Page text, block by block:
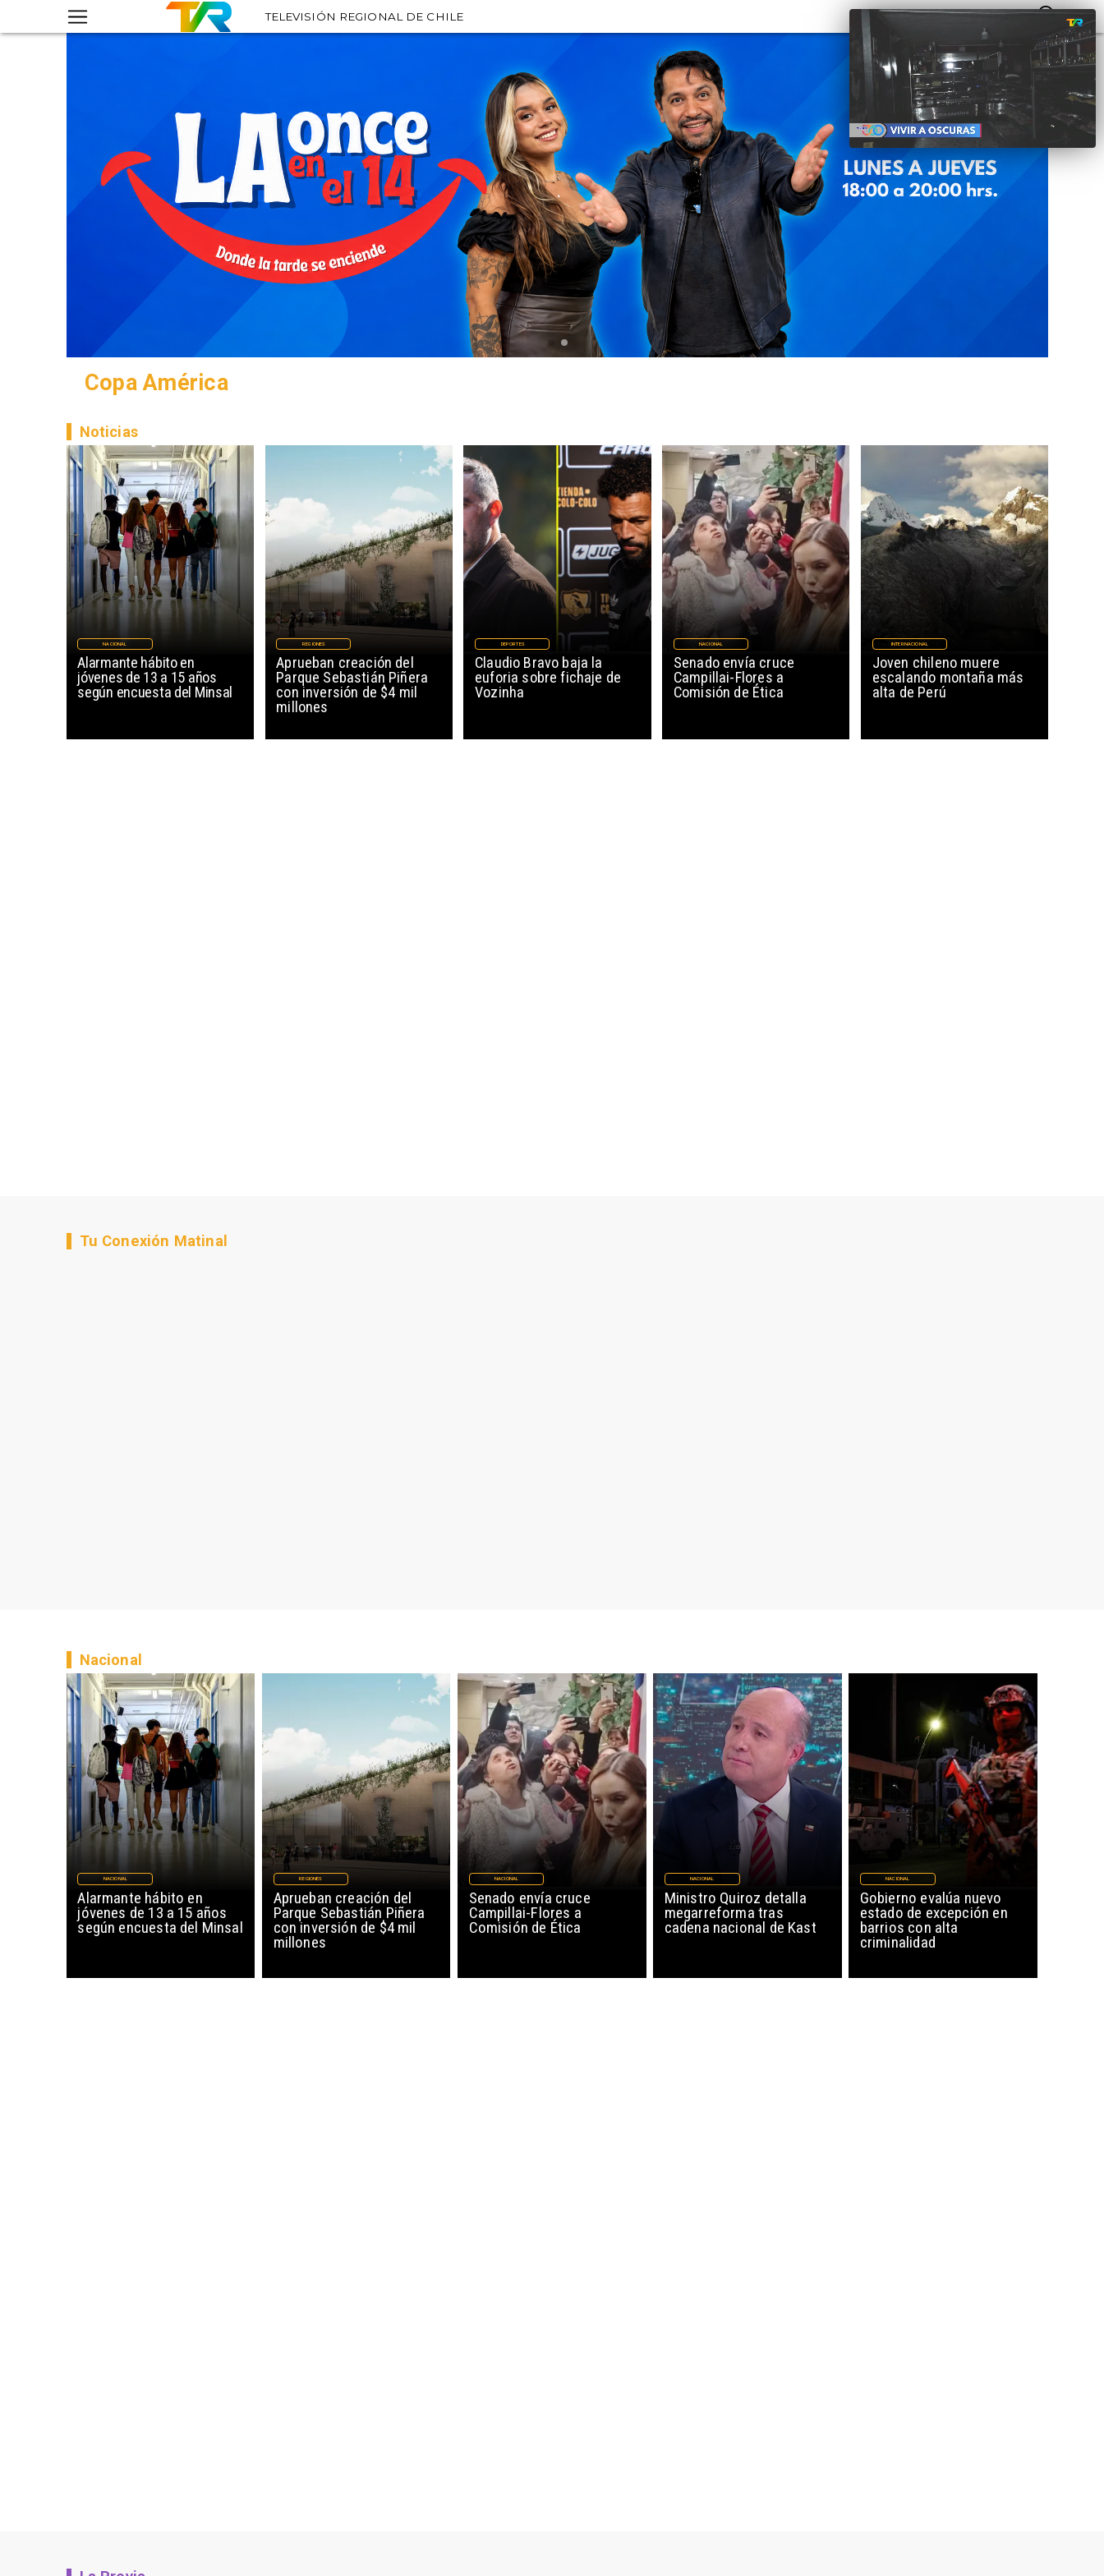
TELEVISIÓN REGIONAL DE CHILE
Copa América
Alarmante hábito en
jóvenes de 13 a 15 años
según encuesta del Minsal
NACIONAL
Noticias
Aprueban creación del
Parque Sebastián Piñera
con inversión de $4 mil
millones
REGIONES
Claudio Bravo baja la
euforia sobre fichaje de
Vozinha
DEPORTES
Senado envía cruce
Campillai-Flores a
Comisión de Ética
NACIONAL
Joven chileno muere
escalando montaña más
alta de Perú
INTERNACIONAL
Tu Conexión Matinal
Alarmante hábito en
jóvenes de 13 a 15 años
según encuesta del Minsal
NACIONAL
Aprueban creación del
Parque Sebastián Piñera
con inversión de $4 mil
millones
REGIONES
Senado envía cruce
Campillai-Flores a
Comisión de Ética
NACIONAL
Ministro Quiroz detalla
megarreforma tras
cadena nacional de Kast
NACIONAL
Gobierno evalúa nuevo
estado de excepción en
barrios con alta
criminalidad
NACIONAL
Nacional